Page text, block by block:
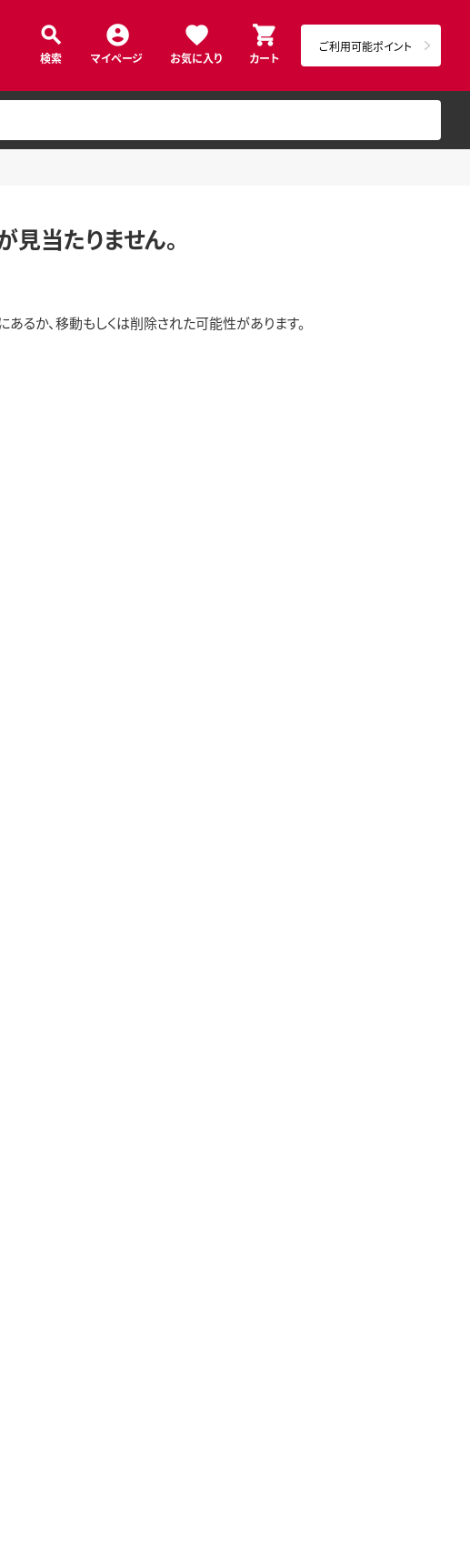
検索 マイページ お気に入り カート
ご利用可能ポイント
当たりません。
るか、移動もしくは削除された可能性があります。